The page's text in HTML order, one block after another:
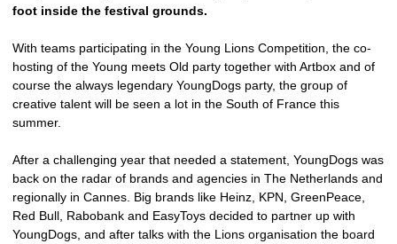
foot inside the festival grounds.
With teams participating in the Young Lions Competition, the co-
hosting of the Young meets Old party together with Artbox and of
course the always legendary YoungDogs party, the group of
creative talent will be seen a lot in the South of France this
summer.
After a challenging year that needed a statement, YoungDogs was
back on the radar of brands and agencies in The Netherlands and
regionally in Cannes. Big brands like Heinz, KPN, GreenPeace,
Red Bull, Rabobank and EasyToys decided to partner up with
YoungDogs, and after talks with the Lions organisation the board